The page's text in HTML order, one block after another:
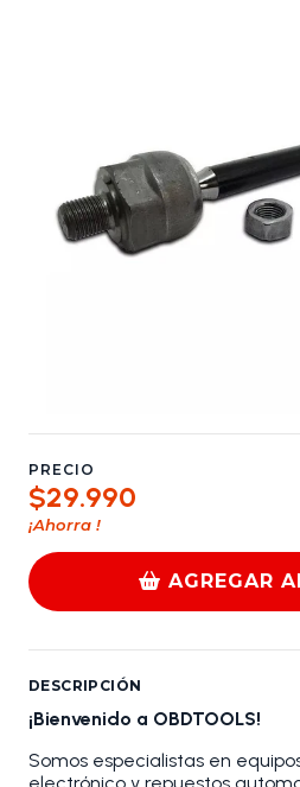
PRECIO
$29.990
¡Ahorra !
AGREGAR
DESCRIPCIÓN
¡Bienvenido a OBDTOOLS!
Somos especialistas en